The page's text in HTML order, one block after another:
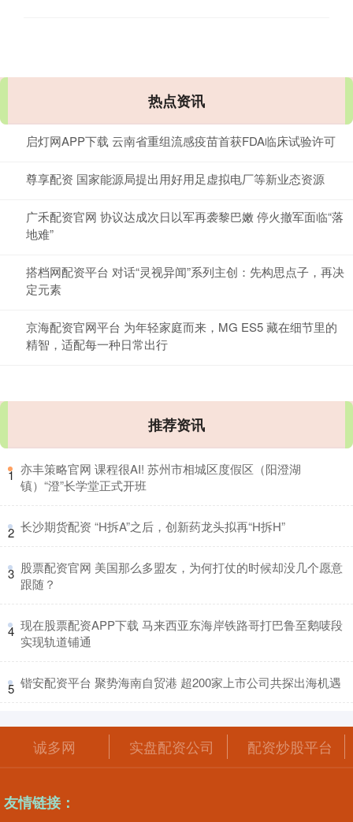
热点资讯
启灯网APP下载 云南省重组流感疫苗首获FDA临床试验许可
尊享配资 国家能源局提出用好用足虚拟电厂等新业态资源
广禾配资官网 协议达成次日以军再袭黎巴嫩 停火撤军面临“落
地难”
搭档网配资平台 对话“灵视异闻”系列主创：先构思点子，再决
定元素
京海配资官网平台 为年轻家庭而来，MG ES5 藏在细节里的
精智，适配每一种日常出行
推荐资讯
1 ​亦丰策略官网 课程很AI! 苏州市相城区度假区（阳澄湖
镇）“澄”长学堂正式开班
2 ​长沙期货配资 “H拆A”之后，创新药龙头拟再“H拆H”
3 ​股票配资官网 美国那么多盟友，为何打仗的时候却没几个愿意
跟随？
4 ​现在股票配资APP下载 马来西亚东海岸铁路哥打巴鲁至鹅唛段
实现轨道铺通
5 ​锴安配资平台 聚势海南自贸港 超200家上市公司共探出海机遇
诚多网 实盘配资公司 配资炒股平台
友情链接：